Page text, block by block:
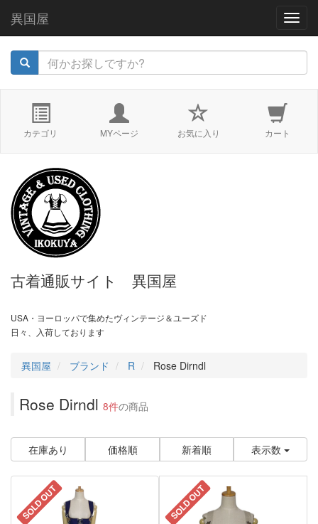
異国屋
カテゴリ MYページ お気に入り カート
古着通販サイト 異国屋
USA・ヨーロッパで集めたヴィンテージ＆ユーズド
日々、入荷しております
異国屋 ブランド R Rose Dirndl
Rose Dirndl 8件の商品
在庫あり 価格順 新着順 表示数
SOLD OUT SOLD OUT